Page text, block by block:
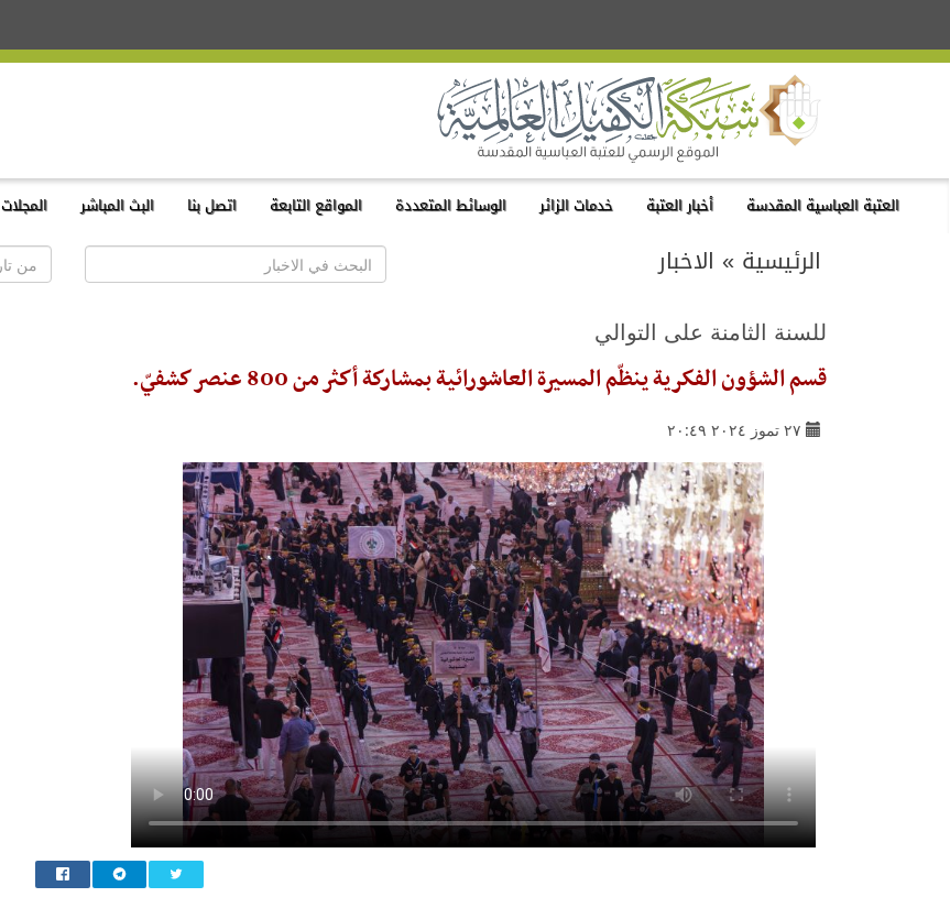
العتبة العباسية المقدسة أخبار العتبة خدمات الزائر الوسائط المتعددة المواقع التابعة اتصل بنا البث المباشر المجلات
الرئيسية » الاخبار
للسنة الثامنة على التوالي
قسم الشؤون الفكرية ينظّم المسيرة العاشورائية بمشاركة أكثر من 800 عنصر كشفيّ.
٢٧ تموز ٢٠٢٤ ٢٠:٤٩